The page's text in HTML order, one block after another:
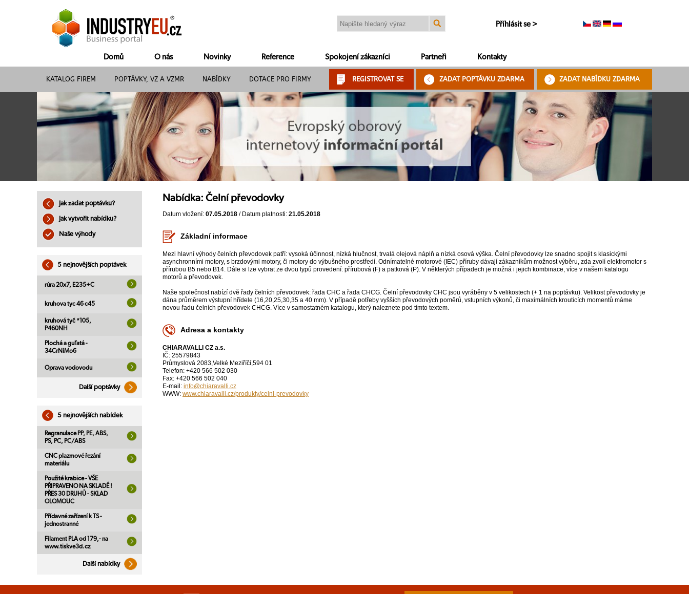
Příhlásit se >
Domů O nás Novinky Reference Spokojení zákazníci Partneři Kontakty
KATALOG FIREM POPTÁVKY, VZ A VZMR NABÍDKY DOTACE PRO FIRMY REGISTROVAT SE ZADAT POPTÁVKU ZDARMA ZADAT NABÍDKU ZDARMA
Jak zadat poptávku?
Jak vytvořit nabídku?
Naše výhody
5 nejnovějších poptávek
rúra 20x7, E235+C
kruhova tyc 46 c45
kruhová tyč *105,
P460NH
Plochá a guľatá -
34CrNiMo6
Oprava vodovodu
Další poptávky
5 nejnovějších nabídek
Regranulace PP, PE, ABS,
PS, PC, PC/ABS
CNC plazmové řezání
materiálu
Použité krabice - VŠE
PŘIPRAVENO NA SKLADĚ !
PŘES 30 DRUHŮ - SKLAD
OLOMOUC
Přídavné zařízení k TS -
jednostranné
Filament PLA od 179,- na
www.tiskve3d.cz
Další nabídky
Nabídka: Čelní převodovky
Datum vložení: 07.05.2018 / Datum platnosti: 21.05.2018
Základní informace
Mezi hlavní výhody čelních převodovek patří: vysoká účinnost, nízká hlučnost, trvalá olejová náplň a nízká osová výška. Čelní převodovky lze snadno spojit s klasickými
asynchronními motory, s brzdovými motory, či motory do výbušného prostředí. Odnímatelné motorové (IEC) příruby dávají zákazníkům možnost výběru, zda zvolí elektromotor s
přírubou B5 nebo B14. Dále si lze vybrat ze dvou typů provedení: přírubová (F) a patková (P). V některých případech je možná i jejich kombinace, více v našem katalogu
motorů a převodovek.
Naše společnost nabízí dvě řady čelních převodovek: řada CHC a řada CHCG. Čelní převodovky CHC jsou vyráběny v 5 velikostech (+ 1 na poptávku). Velikost převodovky je
dána průměrem výstupní hřídele (16,20,25,30,35 a 40 mm). V případě potřeby vyšších převodových poměrů, vstupních výkonů, či maximálních krouticích momentů máme
novou řadu čelních převodovek CHCG. Více v samostatném katalogu, který naleznete pod tímto textem.
Adresa a kontakty
CHIARAVALLI CZ a.s.
IČ: 25579843
Průmyslová 2083,Velké Meziříčí,594 01
Telefon: +420 566 502 030
Fax: +420 566 502 040
E-mail: info@chiaravalli.cz
WWW: www.chiaravalli.cz/produkty/celni-prevodovky